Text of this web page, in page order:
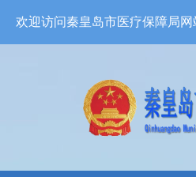
欢迎访问秦皇岛市医疗保障局网